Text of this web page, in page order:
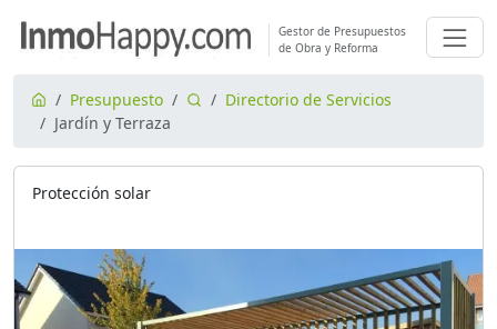
Gestor de Presupuestos
de Obra y Reforma
Presupuesto
Directorio de Servicios
Jardín y Terraza
Protección solar